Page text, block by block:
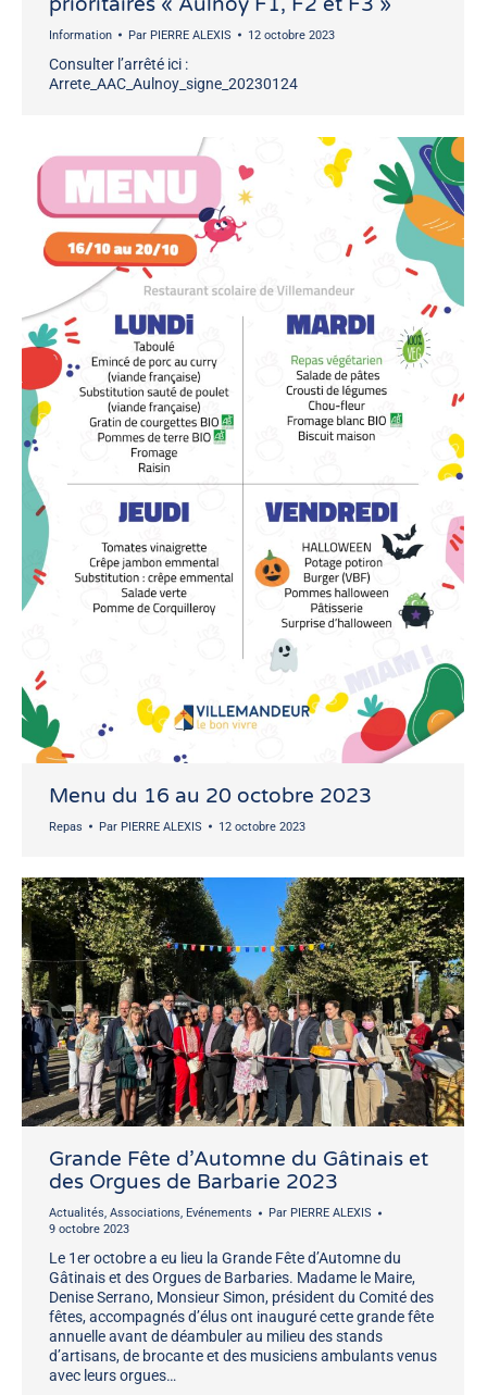
Information Par PIERRE ALEXIS 12 octobre 2023
Consulter l’arrêté ici :
Arrete_AAC_Aulnoy_signe_20230124
Menu du 16 au 20 octobre 2023
Repas Par PIERRE ALEXIS 12 octobre 2023
Grande Fête d’Automne du Gâtinais et
des Orgues de Barbarie 2023
Actualités, Associations, Evénements Par PIERRE ALEXIS
9 octobre 2023
Le 1er octobre a eu lieu la Grande Fête d’Automne du
Gâtinais et des Orgues de Barbaries. Madame le Maire,
Denise Serrano, Monsieur Simon, président du Comité des
fêtes, accompagnés d’élus ont inauguré cette grande fête
annuelle avant de déambuler au milieu des stands
d’artisans, de brocante et des musiciens ambulants venus
avec leurs orgues…